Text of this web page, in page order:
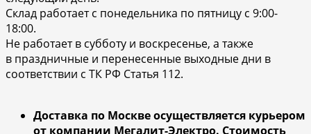
Склад работает с понедельника по пятницу с 9:00-
18:00.
Не работает в субботу и воскресенье, а также
в праздничные и перенесенные выходные дни в
соответствии с ТК РФ Статья 112.
Доставка по Москве осуществляется курьером
от компании Мегалит-Электро. Стоимость